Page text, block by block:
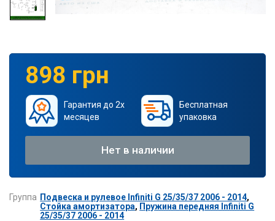
898 грн
Гарантия до 2х
месяцев
Бесплатная
упаковка
Нет в наличии
Группа Подвеска и рулевое Infiniti G 25/35/37 2006 - 2014,
Стойка амортизатора, Пружина передняя Infiniti G
25/35/37 2006 - 2014